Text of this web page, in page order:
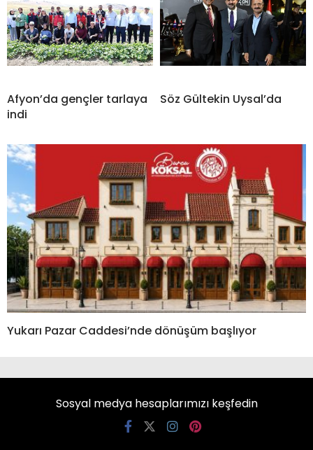
Afyon’da gençler tarlaya
indi
Söz Gültekin Uysal’da
Yukarı Pazar Caddesi’nde dönüşüm başlıyor
Sosyal medya hesaplarımızı keşfedin